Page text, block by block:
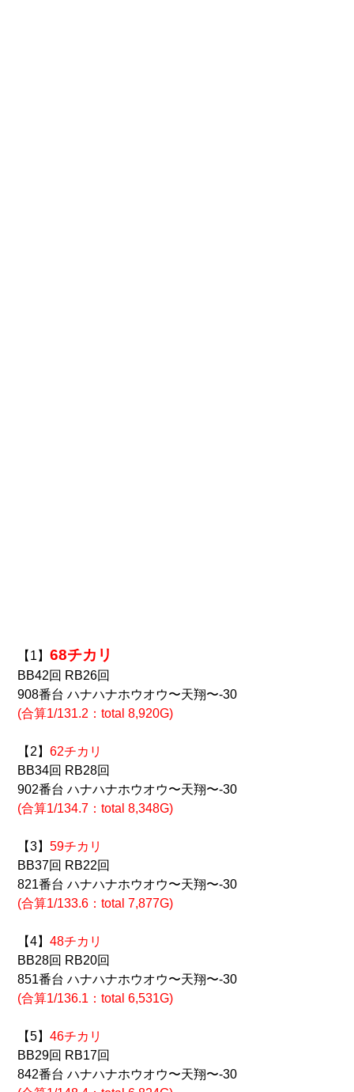
【1】68チカリ
BB42回 RB26回
908番台 ハナハナホウオウ〜天翔〜-30
(合算1/131.2：total 8,920G)
【2】62チカリ
BB34回 RB28回
902番台 ハナハナホウオウ〜天翔〜-30
(合算1/134.7：total 8,348G)
【3】59チカリ
BB37回 RB22回
821番台 ハナハナホウオウ〜天翔〜-30
(合算1/133.6：total 7,877G)
【4】48チカリ
BB28回 RB20回
851番台 ハナハナホウオウ〜天翔〜-30
(合算1/136.1 ：total 6,531G)
【5】46チカリ
BB29回 RB17回
842番台 ハナハナホウオウ〜天翔〜-30